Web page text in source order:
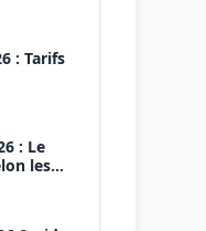
: Tarifs
: Le
les